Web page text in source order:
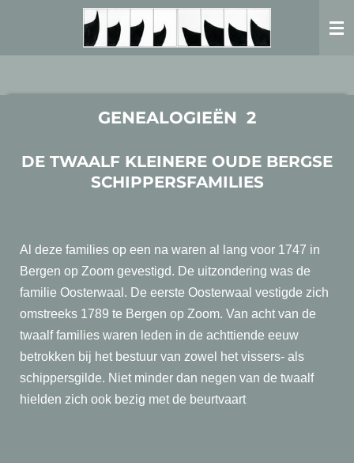
GENEALOGIEËN 2
DE TWAALF KLEINERE OUDE BERGSE
SCHIPPERSFAMILIES
Al deze families op een na waren al lang voor 1747 in
Bergen op Zoom gevestigd. De uitzondering was de
familie Oosterwaal. De eerste Oosterwaal vestigde zich
omstreeks 1789 te Bergen op Zoom. Van acht van de
twaalf families waren leden in de achttiende eeuw
betrokken bij het bestuur van zowel het vissers- als
schippersgilde. Niet minder dan negen van de twaalf
hielden zich ook bezig met de beurtvaart